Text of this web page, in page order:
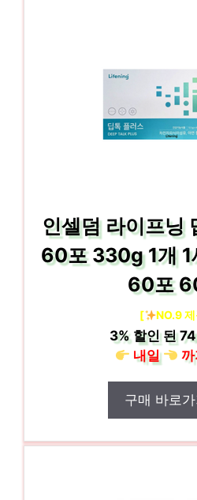
인셀덤 라이프닝
60포 330g 1개 1
60포
[ NO.9
3%할인 된
내일
구매 바로가